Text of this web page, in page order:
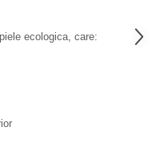
ecologica, care: